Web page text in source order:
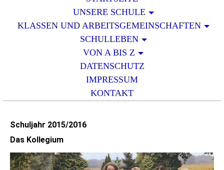
UNSERE SCHULE
KLASSEN UND ARBEITSGEMEINSCHAFTEN
SCHULLEBEN
VON A BIS Z
DATENSCHUTZ
IMPRESSUM
KONTAKT
Schuljahr 2015/2016
Das Kollegium